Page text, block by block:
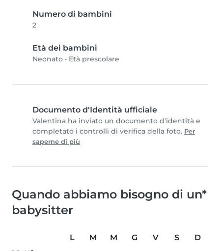
Numero di bambini
2
Età dei bambini
Neonato • Età prescolare
Documento d'Identità ufficiale
Valentina ha inviato un documento d'identità e
completato i controlli di verifica della foto. Per
saperne di più
Quando abbiamo bisogno di un*
babysitter
L M M G V S
D